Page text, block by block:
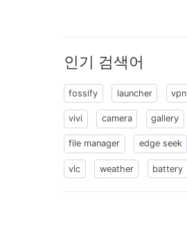
인기 검색어
fossify launcher vpn
vivi camera gallery
file manager edge seek
vlc weather battery